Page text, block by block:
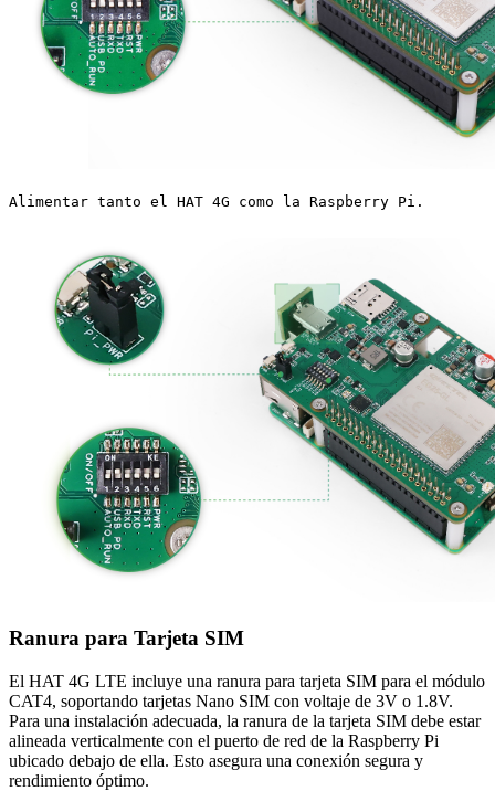
Alimentar tanto el HAT 4G como la Raspberry Pi.
Ranura para Tarjeta SIM
El HAT 4G LTE incluye una ranura para tarjeta SIM para el módulo
CAT4, soportando tarjetas Nano SIM con voltaje de 3V o 1.8V.
Para una instalación adecuada, la ranura de la tarjeta SIM debe estar
alineada verticalmente con el puerto de red de la Raspberry Pi
ubicado debajo de ella. Esto asegura una conexión segura y
rendimiento óptimo.